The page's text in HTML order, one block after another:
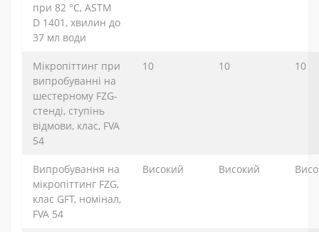
при 82 °C, ASTM
D 1401, хвилин до
37 мл води
Мікропіттинг при
випробуванні на
шестерному FZG-
стенді, ступінь
відмови, клас, FVA
54
10 10 10
Випробування на
мікропіттинг FZG,
клас GFT, номінал,
FVA 54
Високий Високий